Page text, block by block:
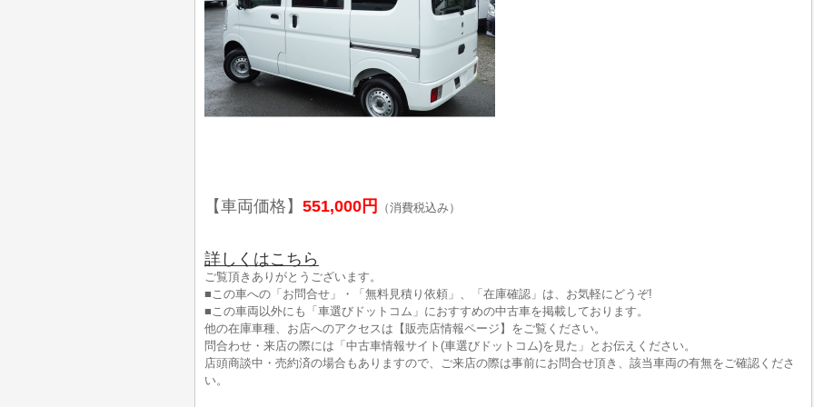
【車両価格】 551,000円 （消費税込み）
詳しくはこちら
ご覧頂きありがとうございます。
■この車への「お問合せ」・「無料見積り依頼」、「在庫確認」は、お気軽にどうぞ!
■この車両以外にも「車選びドットコム」におすすめの中古車を掲載しております。
他の在庫車種、お店へのアクセスは【販売店情報ページ】をご覧ください。
問合わせ・来店の際には「中古車情報サイト(車選びドットコム)を見た」とお伝えください。
店頭商談中・売約済の場合もありますので、ご来店の際は事前にお問合せ頂き、該当車両の有無をご確認くださ
い。